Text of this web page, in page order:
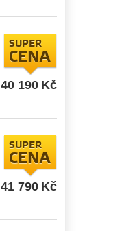
SUPER
CENA
40 190 Kč
SUPER
CENA
41 790 Kč